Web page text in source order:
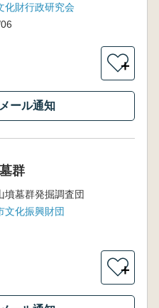
化財行政研究会
＋
ール通知
群
墳墓群発掘調査団
文化振興財団
＋